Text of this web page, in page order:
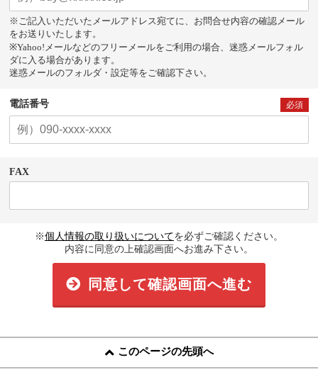
※ご記入いただいたメールアドレス宛てに、お問合せ内容の確認メール
をお送りいたします。
※Yahoo!メールなどのフリーメールをご利用の場合、迷惑メールフォル
ダに入る場合があります。
迷惑メールのフォルダ・設定等をご確認下さい。
電話番号 必須
FAX
※個人情報の取り扱いについてを必ずご確認ください。
内容に同意の上確認画面へお進み下さい。
同意して確認画面へ進む
このページの先頭へ